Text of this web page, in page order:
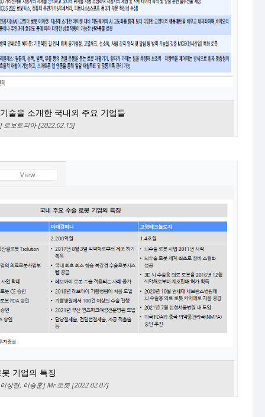
술을 소개한 국내외 주요 기업들
로보토피아 [2022.02.15]
View
기업의 특징
상현, 이승훈] Mr 로봇 [2022.02.07]